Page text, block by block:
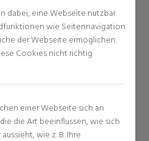
dabei, eine Webseite nutzbar
wie Seitennavigation
der Webseite ermöglichen.
Cookies nicht richtig
einer Webseite sich an
die Art beeinflussen, wie sich
wie z. B. Ihre
2 Rezensionen